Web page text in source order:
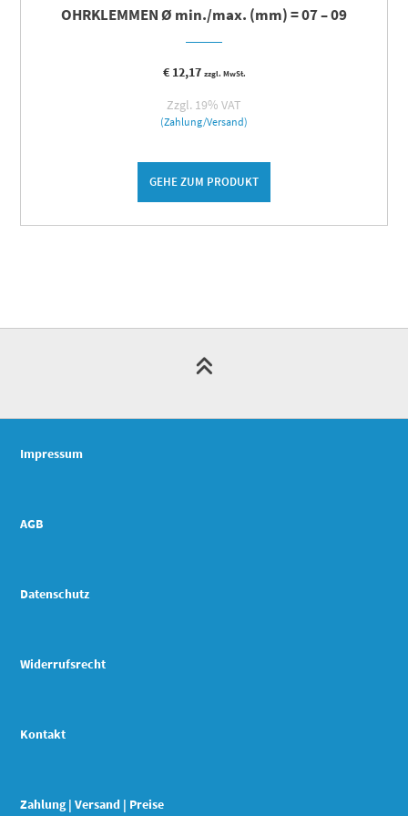
OHRKLEMMEN Ø min./max. (mm) = 07 – 09
€12,17 zzgl. MwSt.
Zzgl. 19% VAT
(Zahlung/Versand)
GEHE ZUM PRODUKT
Impressum
AGB
Datenschutz
Widerrufsrecht
Kontakt
Zahlung | Versand | Preise